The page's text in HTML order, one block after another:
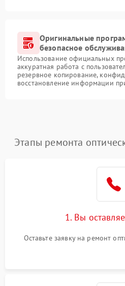
Оригинальные
безопасное
Использование официальных
аккуратная работа с
резервное копирование,
восстановление информации
Этапы ремонта
1. Вы
Оставьте заявку на ремонт